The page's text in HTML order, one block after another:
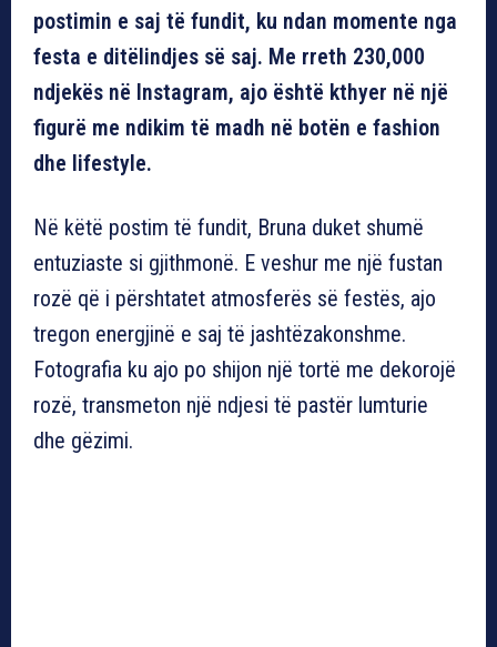
postimin e saj të fundit, ku ndan momente nga
festa e ditëlindjes së saj. Me rreth 230,000
ndjekës në Instagram, ajo është kthyer në një
figurë me ndikim të madh në botën e fashion
dhe lifestyle.
Në këtë postim të fundit, Bruna duket shumë
entuziaste si gjithmonë. E veshur me një fustan
rozë që i përshtatet atmosferës së festës, ajo
tregon energjinë e saj të jashtëzakonshme.
Fotografia ku ajo po shijon një tortë me dekorojë
rozë, transmeton një ndjesi të pastër lumturie
dhe gëzimi.